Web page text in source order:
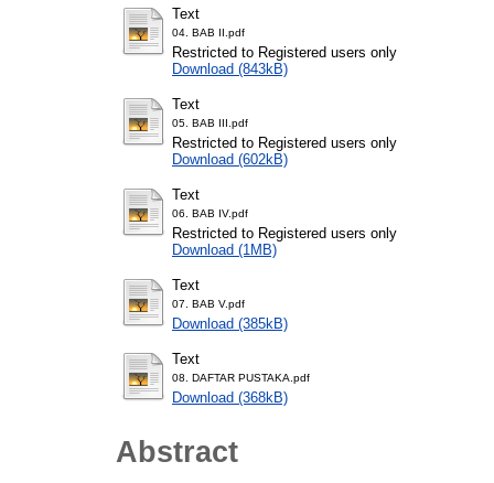
Text
04. BAB II.pdf
Restricted to Registered users only
Download (843kB)
Text
05. BAB III.pdf
Restricted to Registered users only
Download (602kB)
Text
06. BAB IV.pdf
Restricted to Registered users only
Download (1MB)
Text
07. BAB V.pdf
Download (385kB)
Text
08. DAFTAR PUSTAKA.pdf
Download (368kB)
Abstract